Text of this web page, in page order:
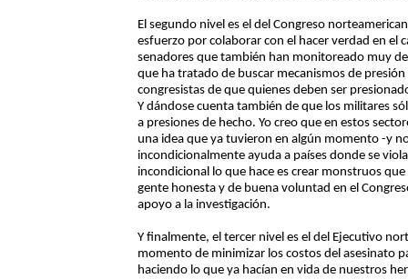
El segundo nivel es el del Congreso
esfuerzo por colaborar con el hacer verdad en el
senadores que también han monitoreado muy
que ha tratado de buscar mecanismos de
congresistas de que quienes deben ser
Y dándose cuenta también de que los militares
a presiones de hecho. Yo creo que en estos
una idea que ya tuvieron en algún momento -y
incondicionalmente ayuda a países donde se
incondicional lo que hace es crear monstruos
gente honesta y de buena voluntad en el
apoyo a la investigación.
Y finalmente, el tercer nivel es el del Ejecutivo
momento de minimizar los costos del asesinato
haciendo lo que ya hacían en vida de nuestros